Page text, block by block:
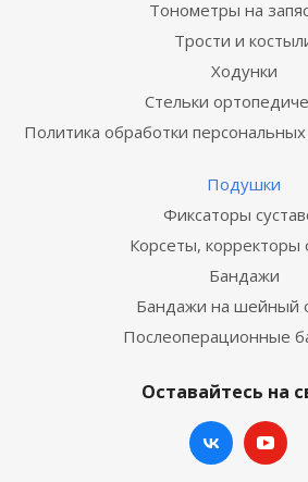
Тонометры на
Трости и
Ходунки
Стельки
Политика обработки
Подушки
Фиксаторы
Корсеты, корректоры
Бандажи
Бандажи на шейный
Послеоперационные
Оставайтесь на